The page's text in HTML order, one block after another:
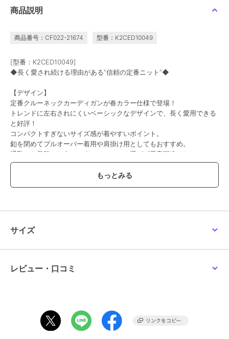
商品説明
商品番号：CF022-21674 型番：K2CED10049
[型番：K2CED10049]
◆長く愛され続ける理由がある“信頼の定番ニット”◆
【デザイン】
定番クルーネックカーディガンが春カラー仕様で登場！
トレンドに左右されにくいベーシックなデザインで、長く愛用できる
と好評！
コンパクトすぎないサイズ感が着やすいポイント。
釦を閉めてプルオーバー着用や肩掛け用としてもおすすめ。
通勤から普段のお出かけまで、シーンを選ばず重宝間違いなし。
持ち運びもしやすく、旅行やお出掛けにもマスト。
パンツもスカートも合わせやすいバランスの取れた着丈と裾リブ仕様
がうれしい一枚です。
【素材】
・滑らかで上品なツヤがあり、きれい見えする質感
・UVカット機能付き
羽織としてはもちろんプルオーバーとしても活躍。
肩掛けにしてスタイリングのアクセントとしても◎
サイズ
レビュー・口コミ